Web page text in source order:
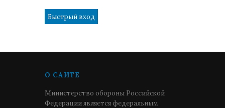
О САЙТЕ
Министерство обороны Российской
Федерации является федеральным